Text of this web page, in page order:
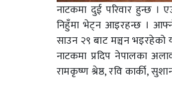
नाटकमा दुई परिवार हुन्छ ।
निहुँमा भेट्न आइरहन्छ ।
साउन २९ बाट मञ्चन भइरहेको
नाटकमा प्रदिप नेपालका
रामकृष्ण श्रेष्ठ, रवि कार्की,